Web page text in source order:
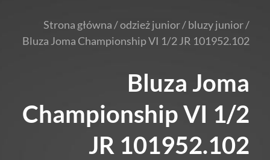
Strona główna/odzież junior/bluzy junior/
Bluza Joma Championship VI 1/2 JR 101952.102
Bluza Joma
Championship VI 1/2
JR 101952.102